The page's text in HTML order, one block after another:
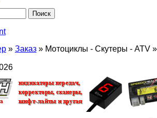
» Заказ » Мотоциклы - Скутеры - ATV »